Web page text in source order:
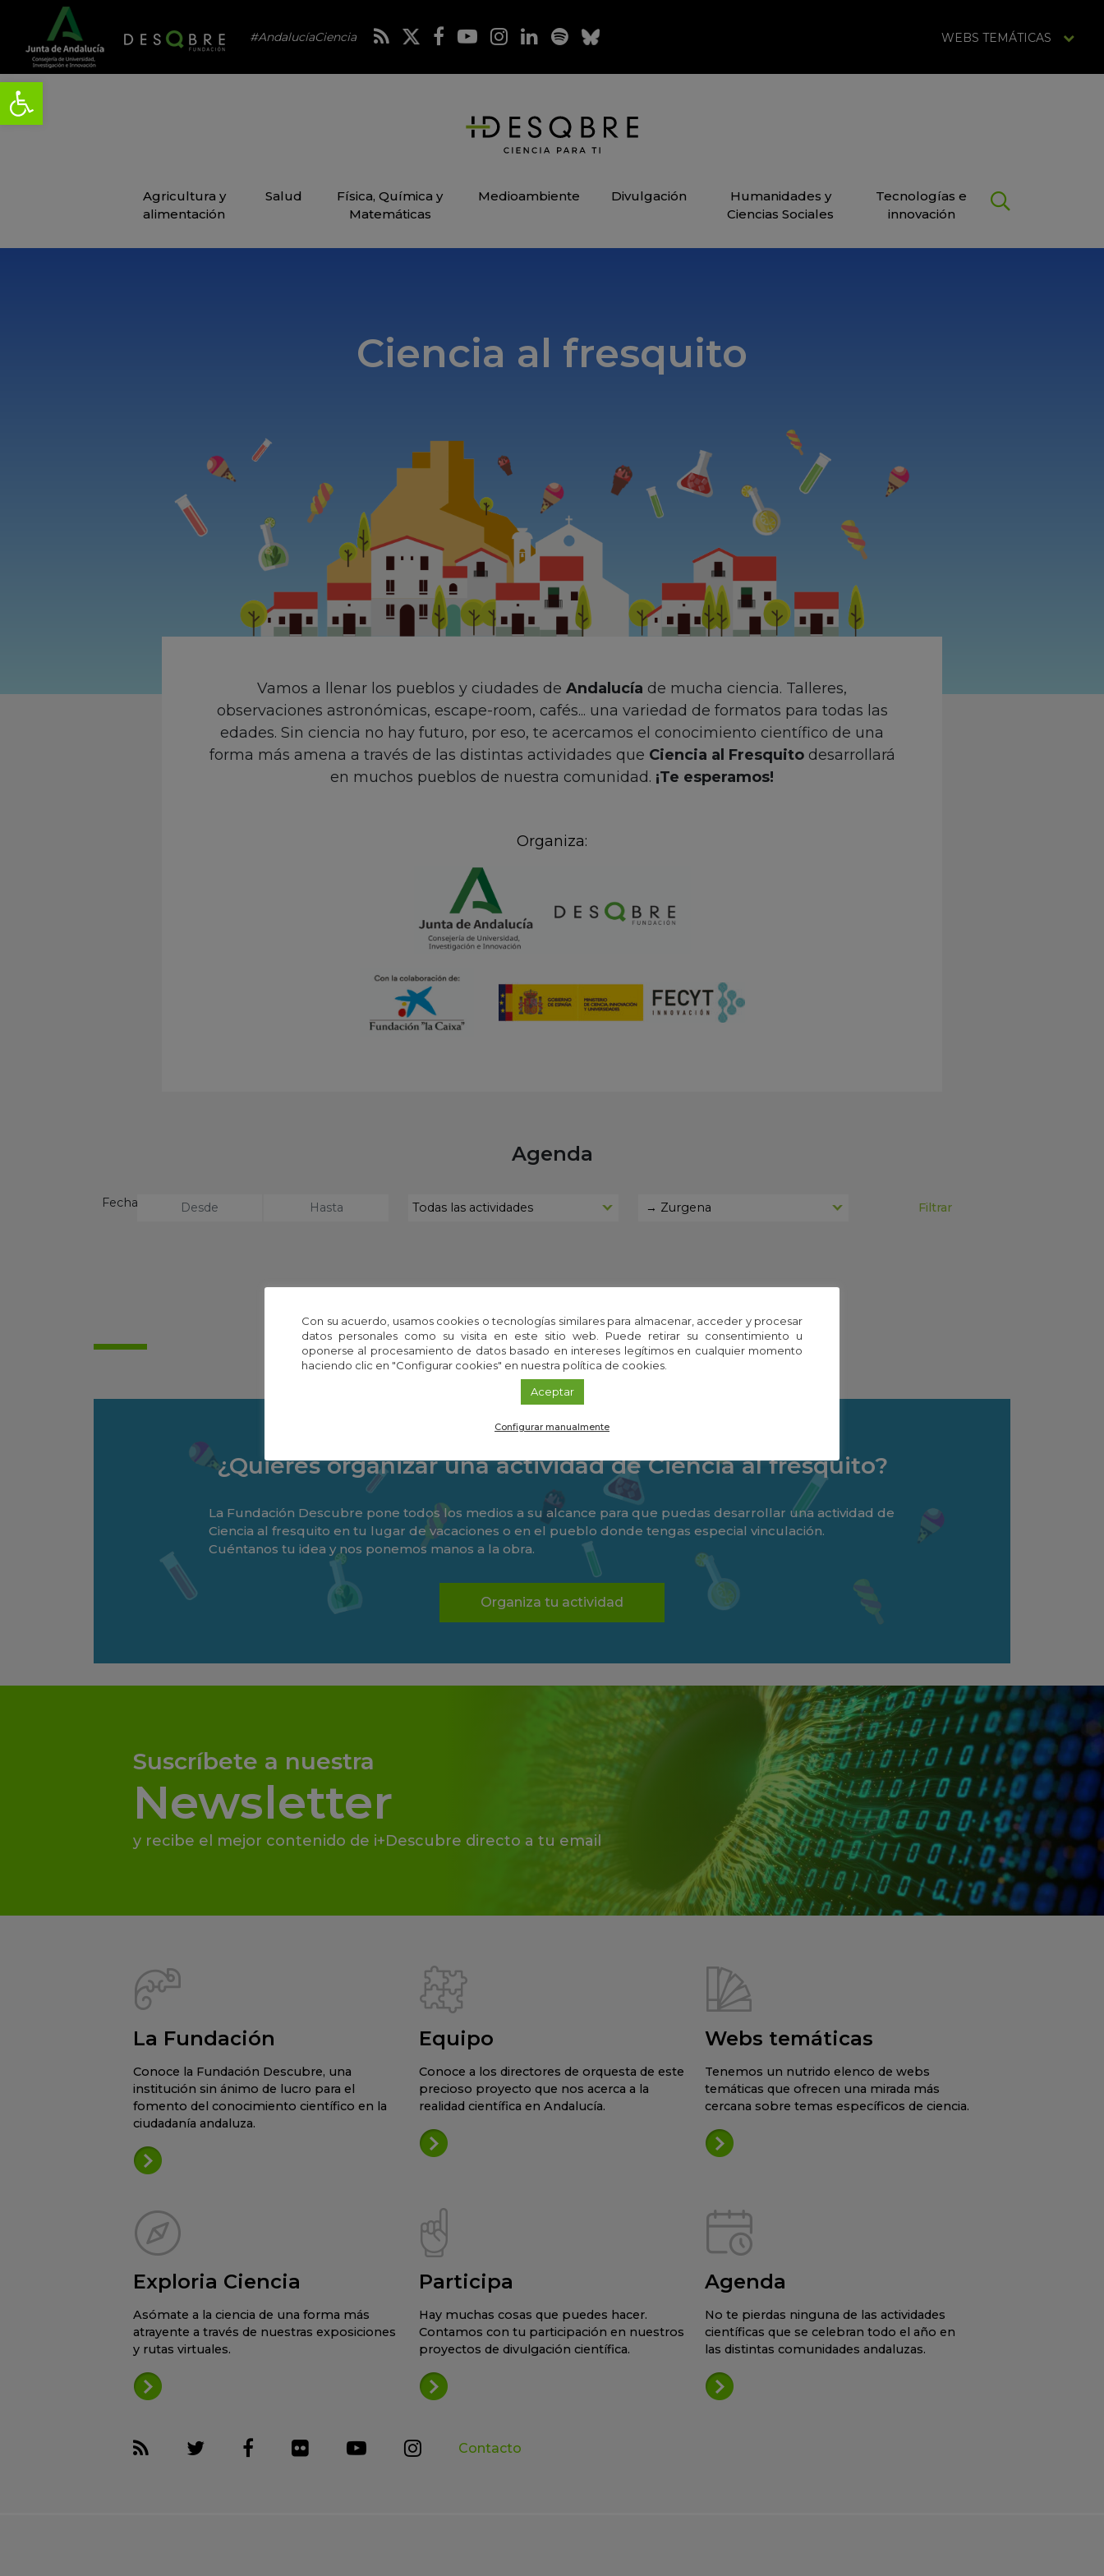
#AndalucíaCiencia WEBS TEMÁTICAS
Agricultura y
alimentación
Salud
Física, Química y
Matemáticas
Medioambiente Divulgación
Humanidades y
Ciencias Sociales
Tecnologías e
innovación
Ciencia al fresquito
Vamos a llenar los pueblos y ciudades de Andalucía de mucha ciencia. Talleres,
observaciones astronómicas, escape-room, cafés... una variedad de formatos para todas las
edades. Sin ciencia no hay futuro, por eso, te acercamos el conocimiento científico de una
forma más amena a través de las distintas actividades que Ciencia al Fresquitodesarrollará
en muchos pueblos de nuestra comunidad. ¡Te esperamos!
Organiza:
Agenda
Fecha
¿Quieres organizar una actividad de Ciencia al fresquito?
La Fundación Descubre pone todos los medios a su alcance para que puedas desarrollar una actividad de
Ciencia al fresquito en tu lugar de vacaciones o en el pueblo donde tengas especial vinculación.
Cuéntanos tu idea y nos ponemos manos a la obra.
Organiza tu actividad
Suscríbete a nuestra
Newsletter
y recibe el mejor contenido de i+Descubre directo a tu email
La Fundación
Conoce la Fundación Descubre, una
institución sin ánimo de lucro para el
fomento del conocimiento científico en la
ciudadanía andaluza.
Equipo
Conoce a los directores de orquesta de este
precioso proyecto que nos acerca a la
realidad científica en Andalucía.
Webs temáticas
Tenemos un nutrido elenco de webs
temáticas que ofrecen una mirada más
cercana sobre temas específicos de ciencia.
Exploria Ciencia
Asómate a la ciencia de una forma más
atrayente a través de nuestras exposiciones
y rutas virtuales.
Participa
Hay muchas cosas que puedes hacer.
Contamos con tu participación en nuestros
proyectos de divulgación científica.
Agenda
No te pierdas ninguna de las actividades
científicas que se celebran todo el año en
las distintas comunidades andaluzas.
Contacto
Con su acuerdo, usamos cookies o tecnologías similares para almacenar, acceder y procesar
datos personales como su visita en este sitio web. Puede retirar su consentimiento u
oponerse al procesamiento de datos basado en intereses legítimos en cualquier momento
haciendo clic en "Configurar cookies" en nuestra política de cookies.
Aceptar
Configurar manualmente